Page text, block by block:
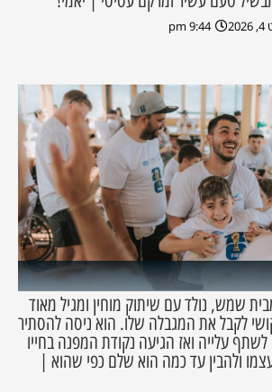
9:44 pm
אליהו (בן 10) מבית שמש, נולד עם שיתוק מוחין ומגיל מאוד
לקבל את המגבלה שלו. הוא ניסה להסתיר
לשתף עלייה ואז הגיעה נקודת המפנה בחייו
ולהבין עד כמה הוא שלם כפי שהוא |